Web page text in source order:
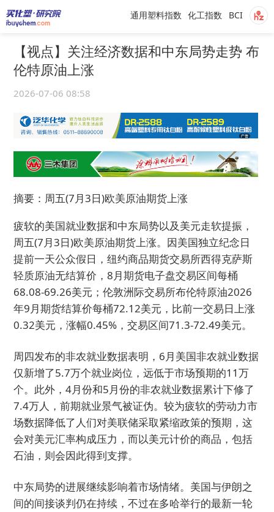
BCI
化工指数
通用塑料指数
【视点】关注经济数据和中东局势走势 布
伦特原油上涨
2026-07-06 08:58
摘要：周五(7月3日)欧美原油期货上涨
疲软的美国就业数据和中东局势以及美元走软提振，
周五(7月3日)欧美原油期货上涨。因美国独立纪念日
提前一天公众假日，纽约商品期货交易所西得克萨斯
轻质原油无结算价，8月期货电子盘交易区间每桶
68.08-69.26美元；伦敦洲际交易所布伦特原油2026
年9月期货结算价每桶72.12美元，比前一交易日上涨
0.32美元，涨幅0.45%，交易区间71.3-72.49美元。
周四发布的非农就业数据表明，6月美国非农就业数据
仅新增了5.7万个就业岗位，远低于市场预期的11万
个。此外，4月份和5月份的非农就业数据累计下修了
7.4万人，前期就业景气被证伪。较为疲软的劳动力市
场数据降低了人们对美联储采取紧缩政策的预期，这
会对美元汇率构成压力，而以美元计价的商品，包括
石油，则会因此得到支撑。
中东局势的进展继续影响着市场情绪。美国与伊朗之
间的间接谈判仍在持续，不过在多哈举行的最新一轮